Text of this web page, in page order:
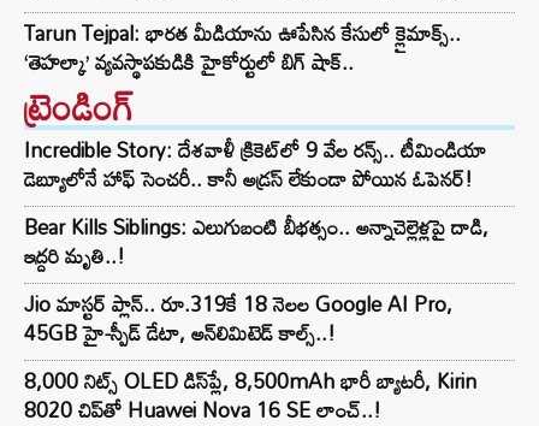
Tarun Tejpal: భారత మీడియాను ఊపేసిన కేసులో క్లైమాక్స్..
‘తెహల్కా’ వ్యవస్థాపకుడికి హైకోర్టులో బిగ్ షాక్..
ట్రెండింగ్‌
Incredible Story: దేశవాళీ క్రికెట్‌లో 9 వేల రన్స్.. టీమిండియా
డెబ్యూలోనే హాఫ్ సెంచరీ.. కానీ అడ్రస్ లేకుండా పోయిన ఓపెనర్!
Bear Kills Siblings: ఎలుగుబంటి బీభత్సం.. అన్నాచెల్లెళ్లపై దాడి,
ఇద్దరి మృతి..!
Jio మాస్టర్ ప్లాన్.. రూ.319కే 18 నెలల Google AI Pro,
45GB హై-స్పీడ్ డేటా, అన్⁭లిమిటెడ్ కాల్స్..!
8,000 నిట్స్ OLED డిస్‌ప్లే, 8,500mAh భారీ బ్యాటరీ, Kirin
8020 చిప్‌తో Huawei Nova 16 SE లాంచ్..!